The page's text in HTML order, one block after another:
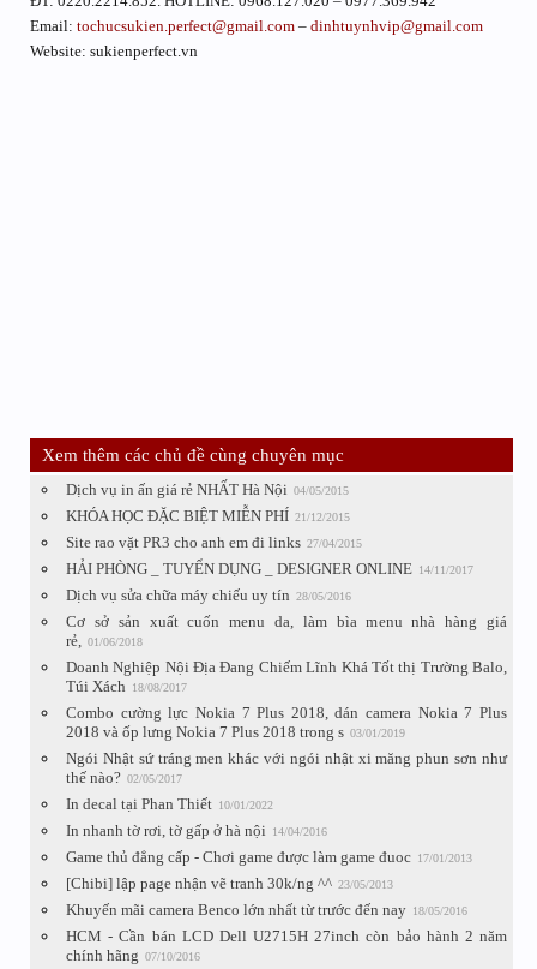
Email: tochucsukien.perfect@gmail.com – dinhtuynhvip@gmail.com
Website: sukienperfect.vn
Xem thêm các chủ đề cùng chuyên mục
Dịch vụ in ấn giá rẻ NHẤT Hà Nội 04/05/2015
KHÓA HỌC ĐẶC BIỆT MIỄN PHÍ 21/12/2015
Site rao vặt PR3 cho anh em đi links 27/04/2015
HẢI PHÒNG _ TUYỂN DỤNG _ DESIGNER ONLINE 14/11/2017
Dịch vụ sửa chữa máy chiếu uy tín 28/05/2016
Cơ sở sản xuất cuốn menu da, làm bìa menu nhà hàng giá
rẻ, 01/06/2018
Doanh Nghiệp Nội Địa Đang Chiếm Lĩnh Khá Tốt thị Trường Balo,
Túi Xách
18/08/2017
Combo cường lực Nokia 7 Plus 2018, dán camera Nokia 7 Plus
2018 và ốp lưng Nokia 7 Plus 2018 trong s 03/01/2019
Ngói Nhật sứ tráng men khác với ngói nhật xi măng phun sơn như
thế nào? 02/05/2017
In decal tại Phan Thiết 10/01/2022
In nhanh tờ rơi, tờ gấp ở hà nội 14/04/2016
Game thủ đẳng cấp - Chơi game được làm game đuoc 17/01/2013
[Chibi] lập page nhận vẽ tranh 30k/ng ^^ 23/05/2013
Khuyến mãi camera Benco lớn nhất từ trước đến nay 18/05/2016
HCM - Cần bán LCD Dell U2715H 27inch còn bảo hành 2 năm
chính hãng 07/10/2016